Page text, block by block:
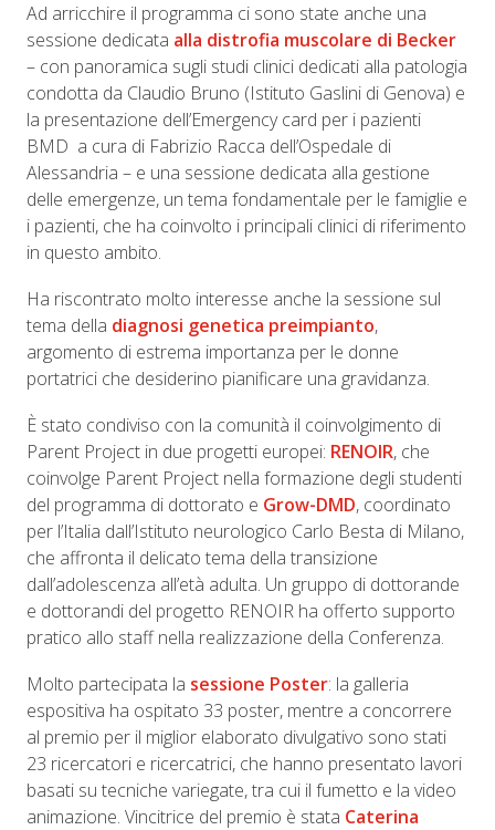
Ad arricchire il programma ci sono state anche una
sessione dedicata alla distrofia muscolare di Becker
– con panoramica sugli studi clinici dedicati alla patologia
condotta da Claudio Bruno (Istituto Gaslini di Genova) e
la presentazione dell’Emergency card per i pazienti
BMD a cura di Fabrizio Racca dell’Ospedale di
Alessandria – e una sessione dedicata alla gestione
delle emergenze, un tema fondamentale per le famiglie e
i pazienti, che ha coinvolto i principali clinici di riferimento
in questo ambito.
Ha riscontrato molto interesse anche la sessione sul
tema della diagnosi genetica preimpianto,
argomento di estrema importanza per le donne
portatrici che desiderino pianificare una gravidanza.
È stato condiviso con la comunità il coinvolgimento di
Parent Project in due progetti europei: RENOIR, che
coinvolge Parent Project nella formazione degli studenti
del programma di dottorato e Grow-DMD, coordinato
per l’Italia dall’Istituto neurologico Carlo Besta di Milano,
che affronta il delicato tema della transizione
dall’adolescenza all’età adulta. Un gruppo di dottorande
e dottorandi del progetto RENOIR ha offerto supporto
pratico allo staff nella realizzazione della Conferenza.
Molto partecipata la sessione Poster: la galleria
espositiva ha ospitato 33 poster, mentre a concorrere
al premio per il miglior elaborato divulgativo sono stati
23 ricercatori e ricercatrici, che hanno presentato lavori
basati su tecniche variegate, tra cui il fumetto e la video
animazione. Vincitrice del premio è stata Caterina